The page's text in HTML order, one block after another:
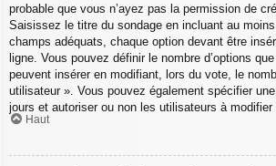
probable que vous n’ayez pas la permission de
Saisissez le titre du sondage en incluant au
champs adéquats, chaque option devant être
ligne. Vous pouvez définir le nombre d’options
peuvent insérer en modifiant, lors du vote, le
utilisateur ». Vous pouvez également spécifier
jours et autoriser ou non les utilisateurs à modifier
Haut